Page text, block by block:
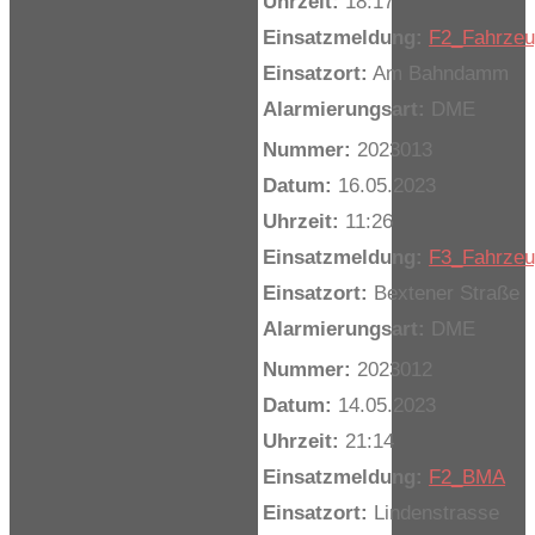
Einsatzmeldung:
Einsatzort: Am Bahndamm
Alarmierungsart:
DME
Nummer: 2023013
Datum: 16.05.2023
Uhrzeit: 11:26
Einsatzmeldung:
Einsatzort: Bextener Straße
Alarmierungsart:
DME
Nummer: 2023012
Datum: 14.05.2023
Uhrzeit: 21:14
Einsatzmeldung:
F2_BMA
Einsatzort: Lindenstrasse